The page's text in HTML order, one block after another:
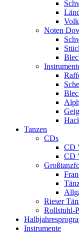
Noten
Tanzen
CDs
CD
CD
Rieser
Rollstuhl-
Instrumente